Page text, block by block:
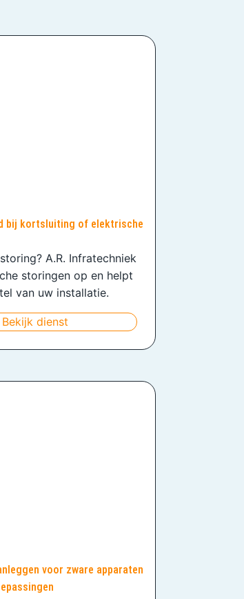
bij kortsluiting of elektrische
A.R. Infratechniek
storingen op en helpt
van uw installatie.
Bekijk dienst
voor zware apparaten